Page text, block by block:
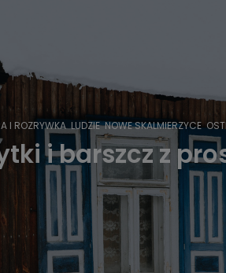
I ROZRYWKA LUDZIE NOWE SKALMIERZYCE
i barszcz z